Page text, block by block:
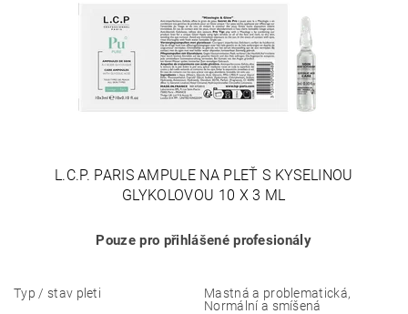
L.C.P. PARIS AMPULE NA PLEŤ S KYSELINOU
GLYKOLOVOU 10 X 3 ML
Pouze pro přihlášené profesionály
Typ / stav pleti
Mastná a problematická,
Normální a smíšená